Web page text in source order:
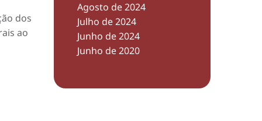
dos
ao
Agosto de 2024
Julho de 2024
Junho de 2024
Junho de 2020